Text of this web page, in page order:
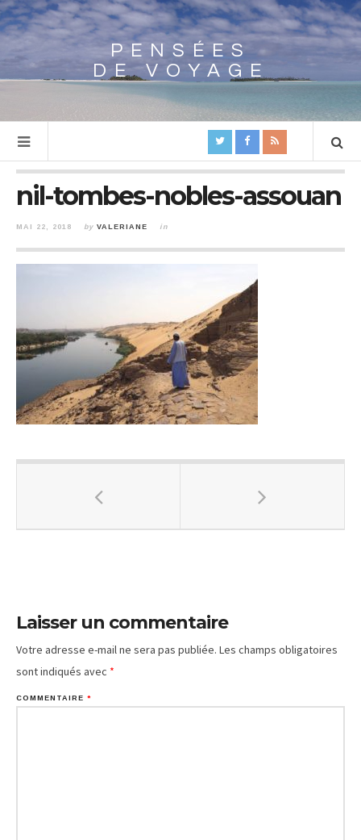
Array
PENSÉES
DE VOYAGE
nil-tombes-nobles-assouan
MAI 22, 2018 by VALERIANE in
Laisser un commentaire
Votre adresse e-mail ne sera pas publiée. Les champs obligatoires
sont indiqués avec *
COMMENTAIRE *